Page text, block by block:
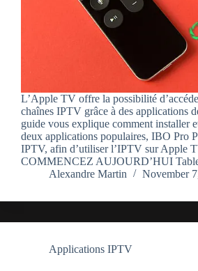
L’Apple TV offre la possibilité
chaînes IPTV grâce à des applications
guide vous explique comment installer
deux applications populaires, IBO Pro
IPTV, afin d’utiliser l’IPTV sur Apple
COMMENCEZ AUJOURD’HUI
Alexandre Martin
November
Applications IPTV